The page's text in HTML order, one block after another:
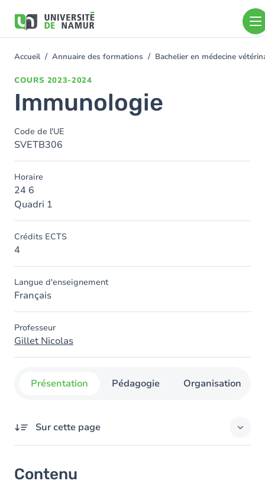
contenu
You
Accueil Annuaire des formations Bachelier en médecine
COURS 2023-2024
Immunologie
Code de l'UE
SVETB306
Horaire
24 6
Quadri 1
Crédits ECTS
4
Langue d'enseignement
Français
Professeur
Gillet Nicolas
Présentation Pédagogie Organisation
Sur cette page
Table des matières
Contenu